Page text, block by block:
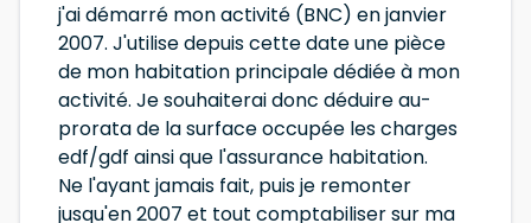
j'ai démarré mon activité (BNC) en janvier
2007. J'utilise depuis cette date une pièce
de mon habitation principale dédiée à mon
activité. Je souhaiterai donc déduire au-
prorata de la surface occupée les charges
edf/gdf ainsi que l'assurance habitation.
Ne l'ayant jamais fait, puis je remonter
jusqu'en 2007 et tout comptabiliser sur ma